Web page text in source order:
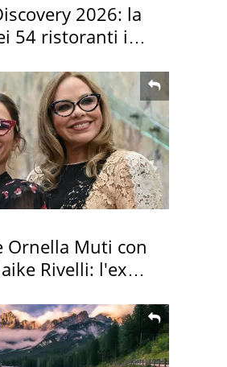
2026: la
54 ristoranti in
Ornella Muti con
Rivelli: l'ex